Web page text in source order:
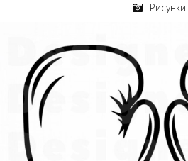
Рисунки